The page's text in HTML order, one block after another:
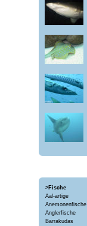
>Fische
Aal-artige
Anemonenfische
Anglerfische
Barrakudas